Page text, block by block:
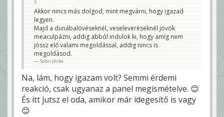
Akkor nincs más dolgod, mint megvárni, hogy igazad
legyen.
Majd a dunábalövéseknél, veseleveréseknél jövök
meaculpázni, addig abból indulok ki, hogy amíg nem
jössz elő valami megoldással, addig nincs is
megoldásod.
Sobri Jóska
Na, lám, hogy igazam volt? Semmi érdemi
reakció, csak ugyanaz a panel megismételve. 😊
És itt jutsz el oda, amikor már idegesítő is vagy
😊